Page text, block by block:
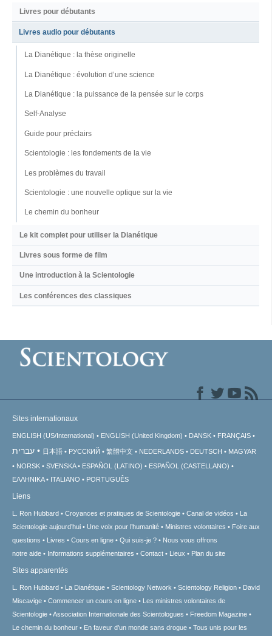
Livres pour débutants
Livres audio pour débutants
La Dianétique : la thèse originelle
La Dianétique : évolution d’une science
La Dianétique : la puissance de la pensée sur le corps
Self-Analyse
Guide pour préclairs
Scientologie : les fondements de la vie
Les problèmes du travail
Scientologie : une nouvelle optique sur la vie
Le chemin du bonheur
Le kit complet pour utiliser la Dianétique
Livres sous forme de film
Une introduction à la Scientologie
Les conférences des classiques
Sites internationaux
ENGLISH (US/International) ENGLISH (United Kingdom) DANSK FRANÇAIS
עברית 日本語 РУССКИЙ 繁體中文 NEDERLANDS DEUTSCH
MAGYAR
NORSK
SVENSKA ESPAÑOL (LATINO)
ESPAÑOL (CASTELLANO)
ΕΛΛΗΝΙΚA
ITALIANO PORTUGUÊS
Liens
L. Ron Hubbard Croyances et pratiques de Scientologie Canal de vidéos
La
Scientologie aujourd’hui
Une voix pour l’humanité Ministres volontaires
Foire aux
questions
Livres Cours en ligne Qui suis-je ?
Nous vous offrons
notre aide
Informations supplémentaires Contact Lieux Plan du site
Sites apparentés
L. Ron Hubbard La Dianétique Scientology Network Scientology Religion
David
Miscavige
Commencer un cours en ligne
Les ministres volontaires de
Scientologie
Association Internationale des Scientologues
Freedom Magazine
Le chemin du bonheur
En faveur d’un monde sans drogue Tous unis pour les